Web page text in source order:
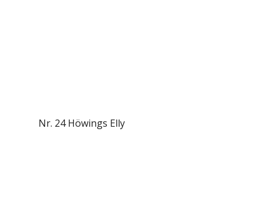
Nr. 24 Höwings Elly